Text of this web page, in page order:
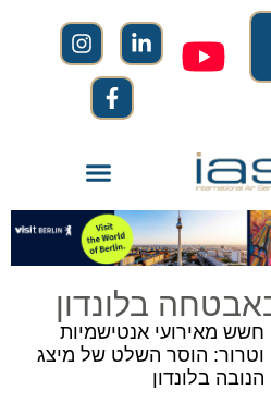
בלונדון
חשש מאירועי אנטישמיות
וטרור: הוסר השלט של מיצג
הנובה בלונדון